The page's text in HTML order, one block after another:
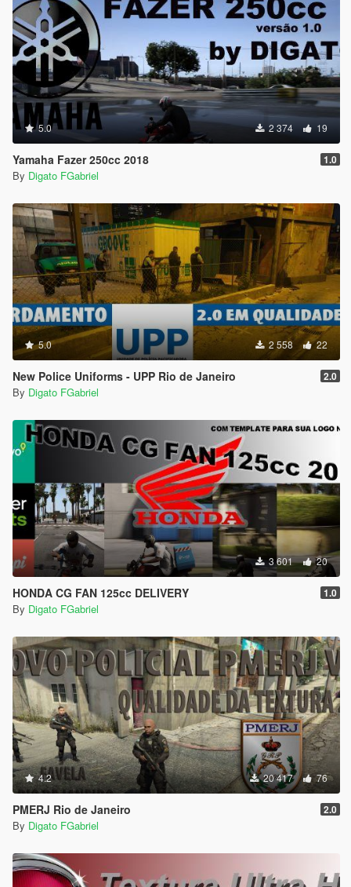
5.0 2 374 19
Yamaha Fazer 250cc 2018 1.0
By Digato FGabriel
5.0 2 558 22
New Police Uniforms - UPP Rio de Janeiro 2.0
By Digato FGabriel
3 601 20
HONDA CG FAN 125cc DELIVERY 1.0
By Digato FGabriel
4.2 20 417 76
PMERJ Rio de Janeiro 2.0
By Digato FGabriel